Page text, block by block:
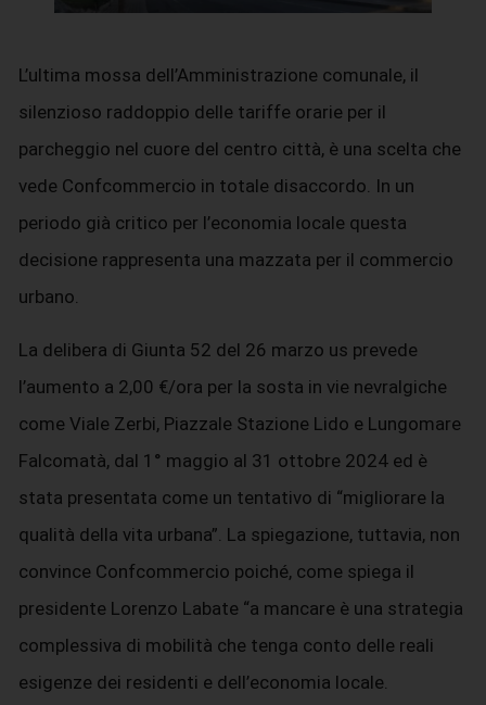
L’ultima mossa dell’Amministrazione comunale, il
silenzioso raddoppio delle tariffe orarie per il
parcheggio nel cuore del centro città, è una scelta che
vede Confcommercio in totale disaccordo. In un
periodo già critico per l’economia locale questa
decisione rappresenta una mazzata per il commercio
urbano.
La delibera di Giunta 52 del 26 marzo us prevede
l’aumento a 2,00 €/ora per la sosta in vie nevralgiche
come Viale Zerbi, Piazzale Stazione Lido e Lungomare
Falcomatà, dal 1° maggio al 31 ottobre 2024 ed è
stata presentata come un tentativo di “migliorare la
qualità della vita urbana”. La spiegazione, tuttavia, non
convince Confcommercio poiché, come spiega il
presidente Lorenzo Labate “a mancare è una strategia
complessiva di mobilità che tenga conto delle reali
esigenze dei residenti e dell’economia locale.